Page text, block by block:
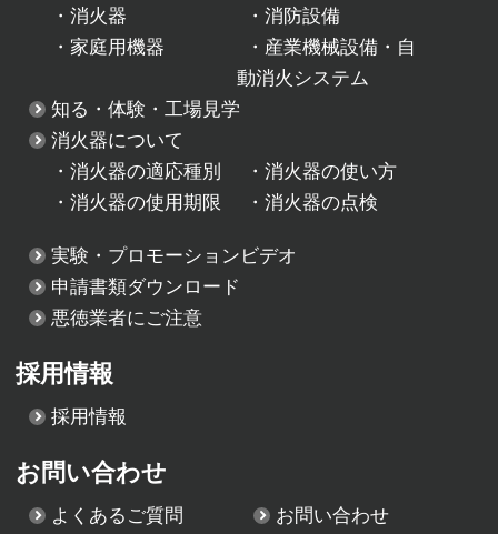
・消火器 ・ 消防設備
・ 家庭用機器 ・ 産業機械設備・自
動消火システム
知る・体験・工場見学
消火器について
・消火器の適応種別 ・ 消火器の使い方
・消火器の使用期限 ・ 消火器の点検
実験・プロモーションビデオ
申請書類ダウンロード
悪徳業者にご注意
採用情報
採用情報
お問い合わせ
よくあるご質問
お問い合わせ